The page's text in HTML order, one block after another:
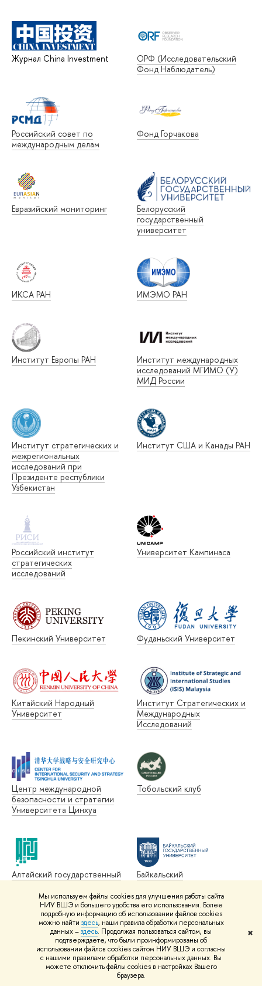
Мы используем файлы cookies для улучшения работы сайта
НИУ ВШЭ и большего удобства его использования. Более
подробную информацию об использовании файлов cookies
можно найти здесь, наши правила обработки персональных
данных –здесь. Продолжая пользоваться сайтом, вы
подтверждаете, что были проинформированы об
использовании файлов cookies сайтом НИУ ВШЭ и согласны
с нашими правилами обработки персональных данных. Вы
можете отключить файлы cookies в настройках Вашего
браузера.
✖
Журнал China Investment
ОРФ (Исследовательский
Фонд Наблюдатель)
Российский совет по
международным делам
Фонд Горчакова
Евразийский мониторинг
Белорусский
государственный
университет
ИКСА РАН ИМЭМО РАН
Институт Европы РАН
Институт международных
исследований МГИМО (У)
МИД России
Институт стратегических и
межрегиональных
исследований при
Президенте республики
Узбекистан
Институт США и Канады РАН
Российский институт
стратегических
исследований
Университет Кампинаса
Пекинский Университет Фуданьский Университет
Китайский Народный
Университет
Институт Стратегических и
Международных
Исследований
Центр международной
безопасности и стратегии
Университета Цинхуа
Тобольский клуб
Алтайский государственный
им. И.И. Ползунова
Байкальский
университет
Забайкальский
государственный
Иркутский государственный
университет